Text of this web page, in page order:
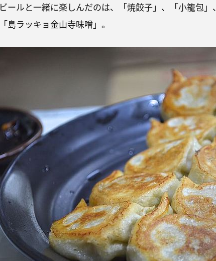
ビールと一緒に楽しんだのは、「焼餃子」、「小籠包」、
「島ラッキョ金山寺味噌」。